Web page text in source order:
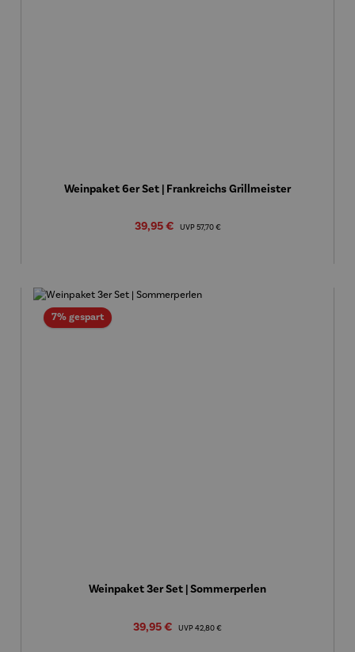
Weinpaket 6er Set | Frankreichs Grillmeister
Verkaufspreis:
39,95 € UVP Regulärer Preis:
57,70 €
7% gespartRabatt
Weinpaket 3er Set | Sommerperlen
Verkaufspreis:
39,95 € UVP Regulärer Preis:
42,80 €